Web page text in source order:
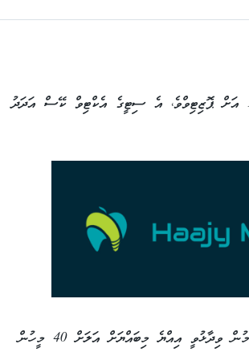
ކުޅުދުއްފުށީ ސިޓީން އިތުރު 40 މީހަކު ކޮވިޑް-19 އަށް ޕޮޒިޓިވްވެ، އެ ސިޓީގެ އެކްޓިވް ކޭސް އަދަދު
ކޭއާރުއެޗްގެ އޮފިސަލަކު ކޭއޯއަށް މައުލޫމާތު ދެއްވަމުން ވިދާޅުވީ އިއްޔެ މިބައްޔަށް އަލަށް 40 މީހުން